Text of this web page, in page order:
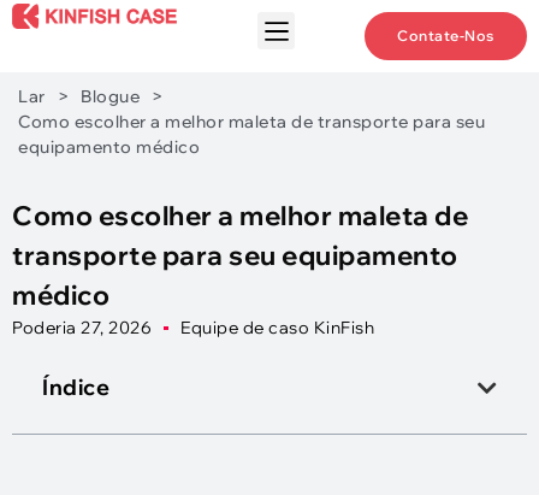
Contate-Nos
Lar > Blogue
>
Como escolher a melhor maleta de transporte para seu
equipamento médico
Como escolher a melhor maleta de
transporte para seu equipamento
médico
Poderia 27, 2026 Equipe de caso KinFish
Índice